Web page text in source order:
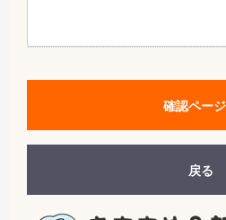
確認ペー
戻る